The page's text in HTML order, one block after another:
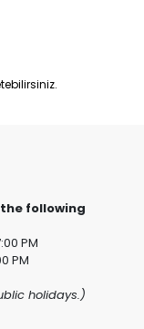
following
PM
PM
holidays.)